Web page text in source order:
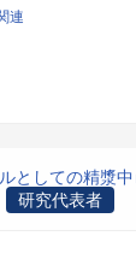
連
としての精漿
研究代表者